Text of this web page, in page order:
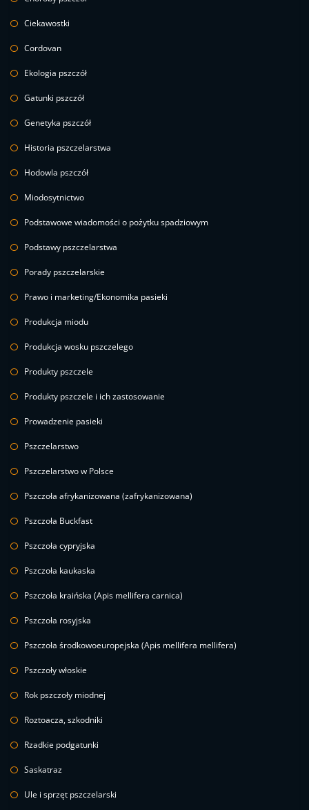
Ciekawostki
Cordovan
Ekologia pszczół
Gatunki pszczół
Genetyka pszczół
Historia pszczelarstwa
Hodowla pszczół
Miodosytnictwo
Podstawowe wiadomości o pożytku spadziowym
Podstawy pszczelarstwa
Porady pszczelarskie
Prawo i marketing/Ekonomika pasieki
Produkcja miodu
Produkcja wosku pszczelego
Produkty pszczele
Produkty pszczele i ich zastosowanie
Prowadzenie pasieki
Pszczelarstwo
Pszczelarstwo w Polsce
Pszczoła afrykanizowana (zafrykanizowana)
Pszczoła Buckfast
Pszczoła cypryjska
Pszczoła kaukaska
Pszczoła kraińska (Apis mellifera carnica)
Pszczoła rosyjska
Pszczoła środkowoeuropejska (Apis mellifera mellifera)
Pszczoły włoskie
Rok pszczoły miodnej
Roztoacza, szkodniki
Rzadkie podgatunki
Saskatraz
Ule i sprzęt pszczelarski